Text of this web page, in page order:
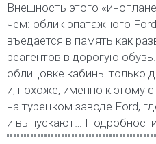
Внешность этого
чем: облик эпатажного
въедается в память как
реагентов в дорогую
облицовке кабины только
и, похоже, именно к этому
на турецком заводе Ford,
и выпускают…